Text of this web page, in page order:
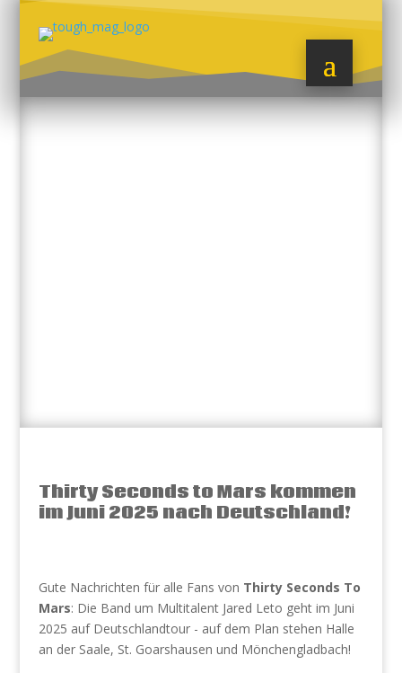
Thirty Seconds to Mars kommen
im Juni 2025 nach Deutschland!
Gute Nachrichten für alle Fans von Thirty Seconds To
Mars: Die Band um Multitalent Jared Leto geht im Juni
2025 auf Deutschlandtour - auf dem Plan stehen Halle
an der Saale, St. Goarshausen und Mönchengladbach!